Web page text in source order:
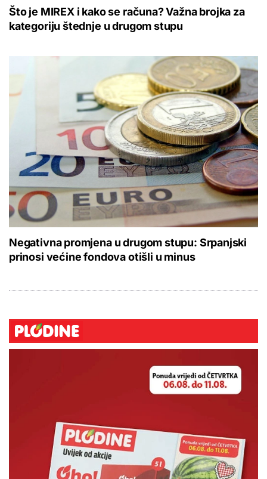
Što je MIREX i kako se računa? Važna brojka za
kategoriju štednje u drugom stupu
Negativna promjena u drugom stupu: Srpanjski
prinosi većine fondova otišli u minus